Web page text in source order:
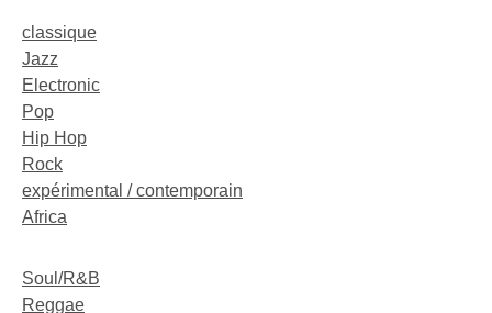
classique
Jazz
Electronic
Pop
Hip Hop
Rock
expérimental / contemporain
Africa
Soul/R&B
Reggae